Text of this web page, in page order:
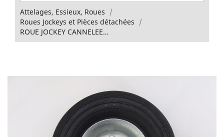
Attelages, Essieux, Roues
Roues Jockeys et Pièces détachées
ROUE JOCKEY CANNELEE D48 - ROULETTE 200X40